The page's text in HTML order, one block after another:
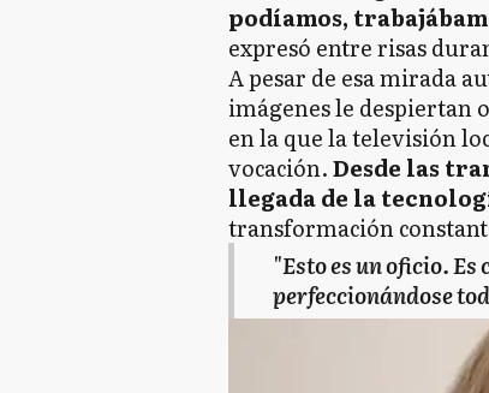
podíamos,
expresó entre risas
A pesar de esa mirada
imágenes le despiertan
en la que la televisión
vocación.Desde las
llegada de la
transformación
"Esto es un oficio.
perfeccionándose